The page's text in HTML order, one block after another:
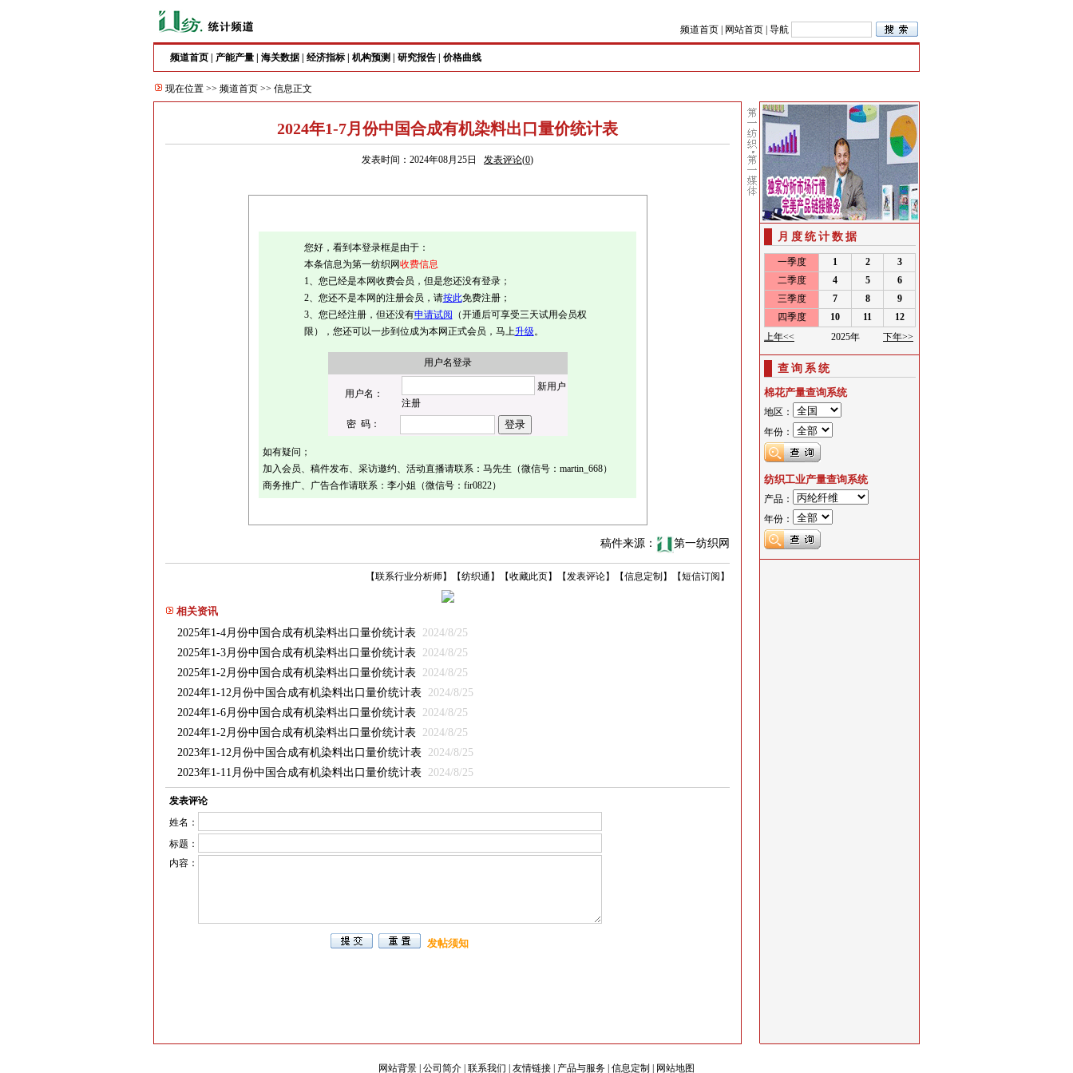
频道首页 网站首页 导航
频道首页 产能产量 海关数据 经济指标 机构预测 研究报告 价格曲线
现在位置 >> 频道首页 >> 信息正文
2024年1-7月份中国合成有机染料出口量价统计表
发表时间：2024年08月25日 发表评论(0)
您好，看到本登录框是由于：
本条信息为第一纺织网收费信息
1、您已经是本网收费会员，但是您还没有登录；
2、您还不是本网的注册会员，请按此免费注册；
3、您已经注册，但还没有申请试阅 （开通后可享受三天试用会员权
限），您还可以一步到位成为本网正式会员，马上升级。
用户名登录
用户名：
新用户
注册
密 码：
如有疑问；
加入会员、稿件发布、采访邀约、活动直播请联系：马先生（微信号：martin_668）
商务推广、广告合作请联系：李小姐（微信号：fir0822）
稿件来源： 第一纺织网
【短信订阅】
【信息定制】
【发表评论】
【收藏此页】
【纺织通】
【联系行业分析师】
相关资讯
2025年1-4月份中国合成有机染料出口量价统计表 2024/8/25
2025年1-3月份中国合成有机染料出口量价统计表 2024/8/25
2025年1-2月份中国合成有机染料出口量价统计表 2024/8/25
2024年1-12月份中国合成有机染料出口量价统计表 2024/8/25
2024年1-6月份中国合成有机染料出口量价统计表 2024/8/25
2024年1-2月份中国合成有机染料出口量价统计表 2024/8/25
2023年1-12月份中国合成有机染料出口量价统计表 2024/8/25
2023年1-11月份中国合成有机染料出口量价统计表 2024/8/25
发表评论
姓名：
标题：
内容：
发帖须知
月度统计数据
查询系统
棉花产量查询系统
地区：
年份：
纺织工业产量查询系统
产品：
年份：
网站背景 公司简介 联系我们 友情链接 产品与服务 信息定制 网站地图